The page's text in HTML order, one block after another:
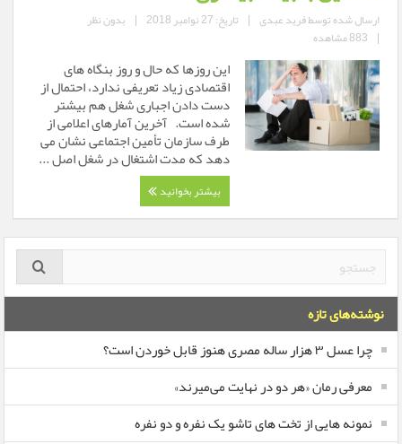
ارسال شده توسطفرید عبدی | تاریخ: 27 نوامبر 2018 | بدون نظر
| 883 مشاهده
این روزها که حال و روز بنگاه های
اقتصادی زیاد تعریفی ندارد، احتمال از
دست دادن اجباری شغل هم بیشتر
شده است. آخرین آمارهای اعلامی از
طرف سازمان تأمین اجتماعی نشان می
دهد که مدت اشتغال در شغل اصل ...
بیشتر بخوانید
نوشته‌های تازه
چرا عسل ۳ هزار ساله‌ مصری هنوز قابل خوردن است؟
معرفی رمان «هر دو در نهایت می‌میرند»
نمونه هایی از تخت های تاشو یک نفره و دو نفره